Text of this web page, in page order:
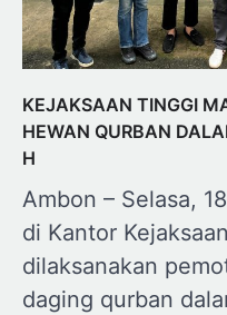
KEJAKSAAN TINGGI
HEWAN QURBAN
H
Ambon – Selasa,
di Kantor
dilaksanakan
daging qurban